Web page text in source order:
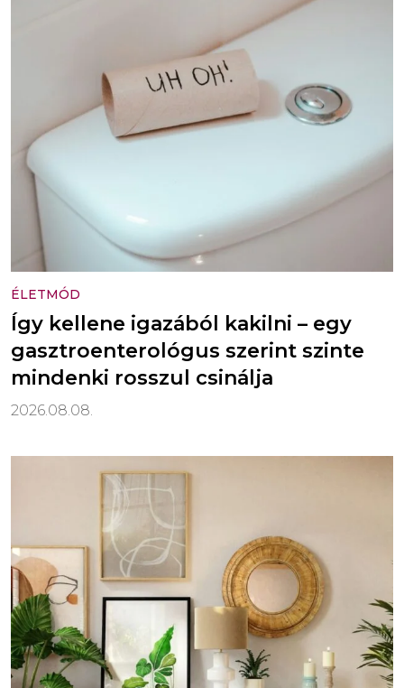
ÉLETMÓD
Így kellene igazából kakilni – egy
gasztroenterológus szerint szinte
mindenki rosszul csinálja
2026.08.08.